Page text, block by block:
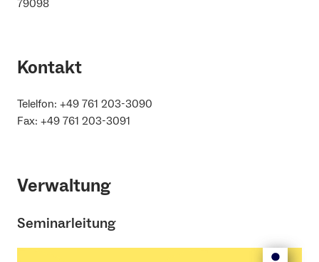
79098
Kontakt
Telelfon: +49 761 203-3090
Fax: +49 761 203-3091
Verwaltung
Seminarleitung